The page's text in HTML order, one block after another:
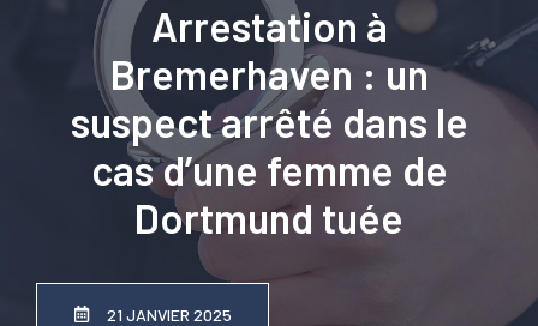
Arrestation à
Bremerhaven : un
suspect arrêté dans le
cas d’une femme de
Dortmund tuée
21 JANVIER 2025